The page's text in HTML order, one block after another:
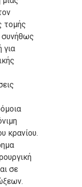
τομής
συνήθως
για
κρανίου.
σε